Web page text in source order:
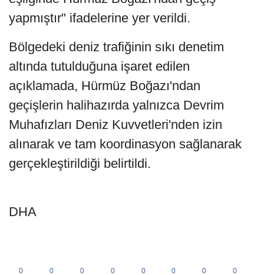
yapmıştır" ifadelerine yer verildi.
Bölgedeki deniz trafiğinin sıkı denetim
altında tutulduğuna işaret edilen
açıklamada, Hürmüz Boğazı'ndan
geçişlerin halihazırda yalnızca Devrim
Muhafızları Deniz Kuvvetleri'nden izin
alınarak ve tam koordinasyon sağlanarak
gerçekleştirildiği belirtildi.
DHA